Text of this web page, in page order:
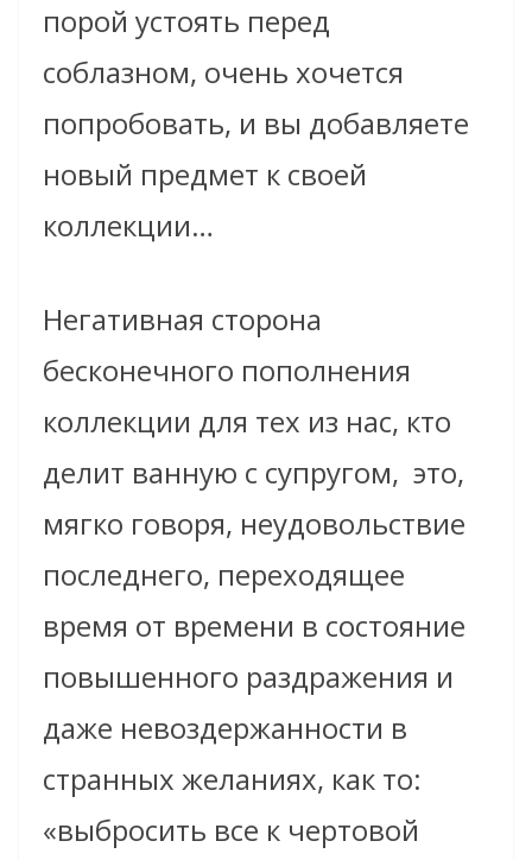
порой устоять перед
соблазном, очень хочется
попробовать, и вы добавляете
новый предмет к своей
коллекции…
Негативная сторона
бесконечного пополнения
коллекции для тех из нас, кто
делит ванную с супругом, ­ это,
мягко говоря, неудовольствие
последнего, переходящее
время от времени в состояние
повышенного раздражения и
даже невоздержанности в
странных желаниях, как то:
«выбросить все к чертовой